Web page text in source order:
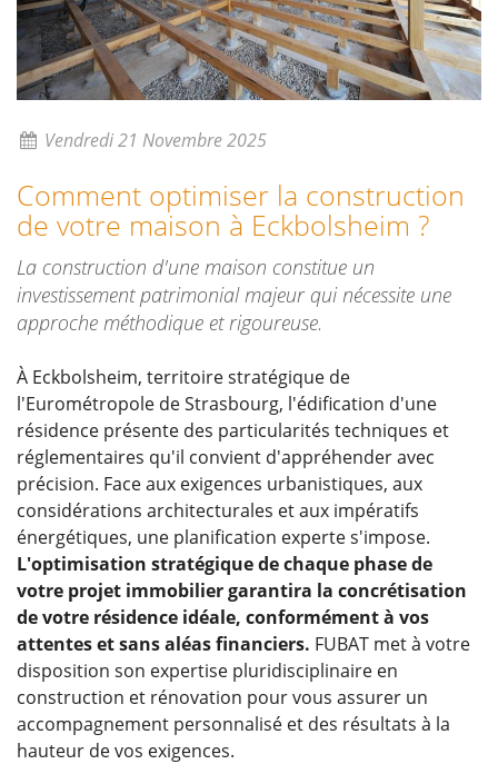
Vendredi 21 Novembre 2025
Comment optimiser la construction
de votre maison à Eckbolsheim ?
La construction d'une maison constitue un
investissement patrimonial majeur qui nécessite une
approche méthodique et rigoureuse.
À Eckbolsheim, territoire stratégique de
l'Eurométropole de Strasbourg, l'édification d'une
résidence présente des particularités techniques et
réglementaires qu'il convient d'appréhender avec
précision. Face aux exigences urbanistiques, aux
considérations architecturales et aux impératifs
énergétiques, une planification experte s'impose.
L'optimisation stratégique de chaque phase de
votre projet immobilier garantira la concrétisation
de votre résidence idéale, conformément à vos
attentes et sans aléas financiers. FUBAT met à votre
disposition son expertise pluridisciplinaire en
construction et rénovation pour vous assurer un
accompagnement personnalisé et des résultats à la
hauteur de vos exigences.